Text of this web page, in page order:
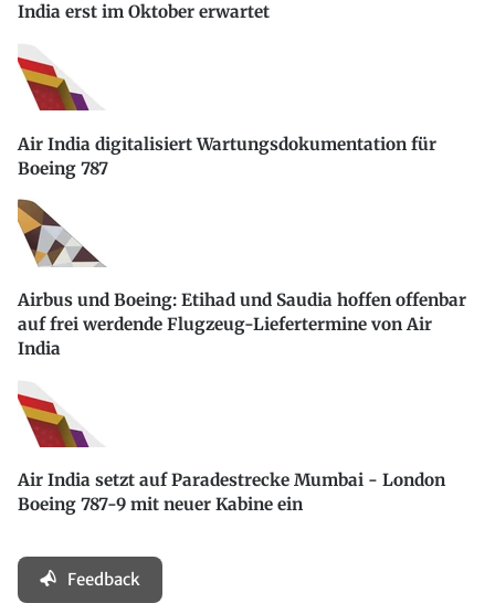
India erst im Oktober erwartet
Air India digitalisiert Wartungsdokumentation für
Boeing 787
Airbus und Boeing: Etihad und Saudia hoffen offenbar
auf frei werdende Flugzeug-Liefertermine von Air
India
Air India setzt auf Paradestrecke Mumbai - London
Boeing 787-9 mit neuer Kabine ein
Feedback